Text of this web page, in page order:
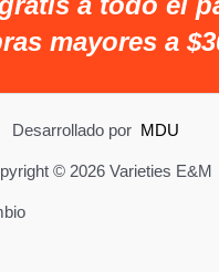
mayores a
Desarrollado por MDU
© 2026 Varieties E&M